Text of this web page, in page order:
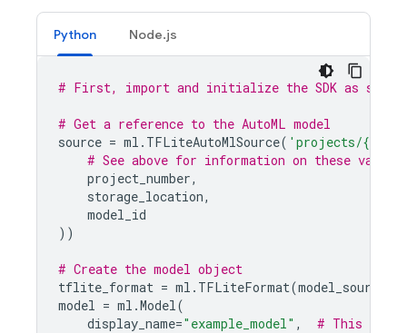
Python Node.js
# First, import and initialize the SDK as shown
# Get a reference to the AutoML model
source = ml . TFLiteAutoMlSource( 'projects/{}
# See above for information on these
project_number,
storage_location,
model_id
))
# Create the model object
tflite_format = ml . TFLiteFormat(model_source
model = ml .Model(
display_name="example_model" , # This is